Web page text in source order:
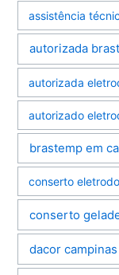
assistência
autorizada
autorizada
autorizado
brastemp em
conserto
conserto
dacor campinas